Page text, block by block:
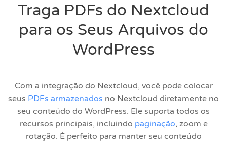
Traga PDFs do Nextcloud
para os Seus Arquivos do
WordPress
Com a integração do Nextcloud, você pode colocar
seus PDFs armazenados no Nextcloud diretamente no
seu conteúdo do WordPress. Ele suporta todos os
recursos principais, incluindo paginação, zoom e
rotação. É perfeito para manter seu conteúdo